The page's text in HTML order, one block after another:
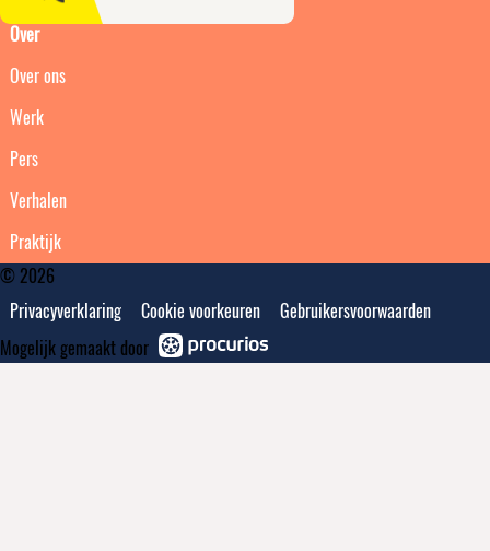
Over
Over ons
Werk
Pers
Verhalen
Praktijk
© 2026
Privacyverklaring
Cookie voorkeuren
Gebruikersvoorwaarden
Mogelijk gemaakt door